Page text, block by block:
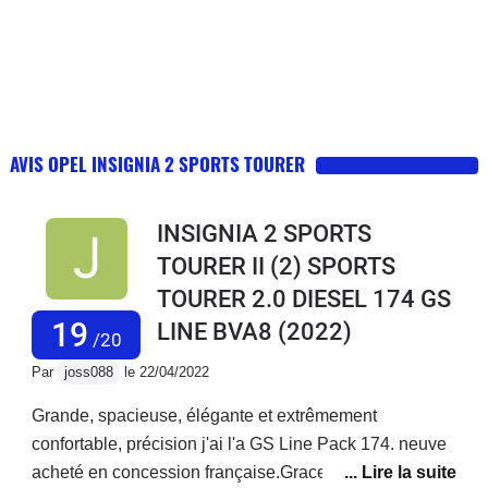
AVIS OPEL INSIGNIA 2 SPORTS TOURER
19 /20
INSIGNIA 2 SPORTS
TOURER II (2) SPORTS
TOURER 2.0 DIESEL 174 GS
LINE BVA8 (2022)
Par joss088 le 22/04/2022
Grande, spacieuse, élégante et extrêmement
confortable, précision j'ai l'a GS Line Pack 174. neuve
acheté en concession française.Grace a ses vitres